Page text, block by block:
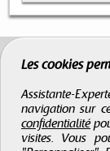
Les cookies
Assistante-
navigation sur
confidentialité
visites. Vous